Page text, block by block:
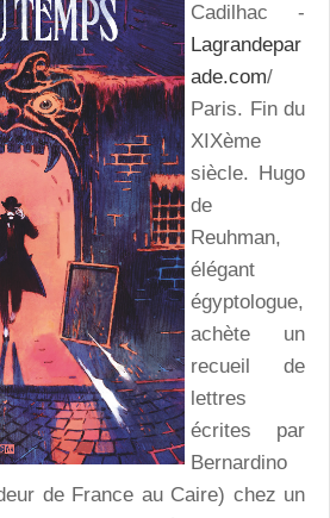
Cadilhac -
Lagrandepar
ade.com/
Paris. Fin du
XIXème
siècle. Hugo
de
Reuhman,
élégant
égyptologue,
achète un
recueil de
lettres
écrites par
Bernardino
de France au Caire) chez un